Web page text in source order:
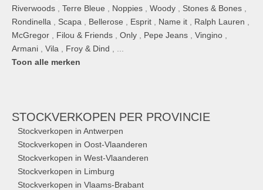
Riverwoods
Terre Bleue Noppies Woody Stones & Bones
Rondinella
Scapa Bellerose Esprit Name it Ralph Lauren
McGregor
Filou & Friends Only Pepe Jeans Vingino
Armani
Vila Froy & Dind
Toon alle merken
STOCKVERKOPEN PER PROVINCIE
Stockverkopen in Antwerpen
Stockverkopen in Oost-Vlaanderen
Stockverkopen in West-Vlaanderen
Stockverkopen in Limburg
Stockverkopen in Vlaams-Brabant